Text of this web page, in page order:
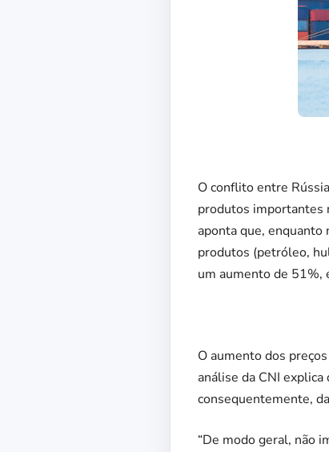
O conflito entre
produtos importantes
aponta que,
produtos (petróleo,
um aumento de 51%,
O aumento dos
análise da CNI
consequentemente,
“De modo geral, não